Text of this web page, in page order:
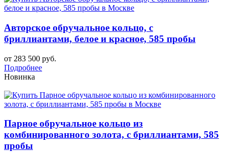
Авторское обручальное кольцо, с
бриллиантами, белое и красное, 585 пробы
от 283 500 руб.
Подробнее
Новинка
Парное обручальное кольцо из
комбинированного золота, с бриллиантами, 585
пробы